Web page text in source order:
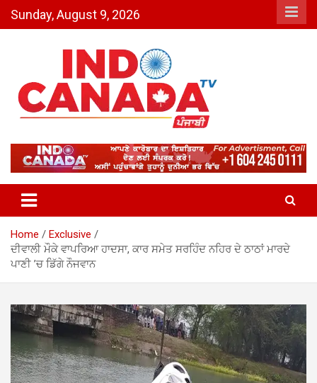
Sunday, August 9, 2026
Indo Canada TV – The Most
Active India-Canada News
Channel
Home
Exclusive
ਦੀਵਾਲੀ ਮੌਕੇ ਵਾਪਰਿਆ ਹਾਦਸਾ, ਕਾਰ ਸਮੇਤ ਸਰਹਿੰਦ ਨਹਿਰ ਦੇ ਠਾਠਾਂ ਮਾਰਦੇ
ਪਾਣੀ ’ਚ ਡਿੱਗੇ ਨੌਜਵਾਨ